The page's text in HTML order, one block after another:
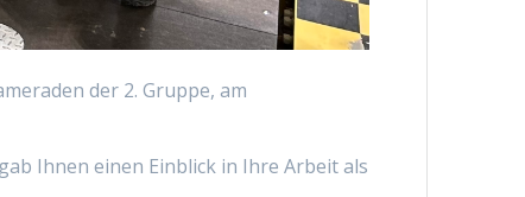
der 2. Gruppe, am
Ihnen einen Einblick in Ihre Arbeit als